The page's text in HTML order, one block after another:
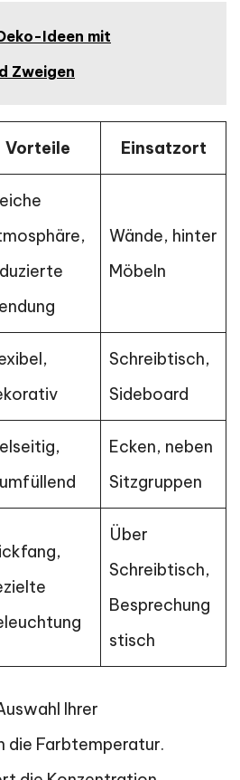
Ideen mit
Zweigen
Vorteile Einsatzort
Wände, hinter
Möbeln
Schreibtisch,
Sideboard
Ecken, neben
Sitzgruppen
Über
Schreibtisch,
Besprechung
stisch
Ihrer
die Farbtemperatur.